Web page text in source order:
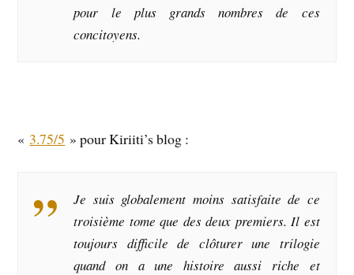
pour le plus grands nombres de ces
concitoyens.
« 3.75/5 » pour Kiriiti’s blog :
Je suis globalement moins satisfaite de ce
troisième tome que des deux premiers. Il est
toujours difficile de clôturer une trilogie
quand on a une histoire aussi riche et